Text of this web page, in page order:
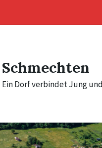
Schmechten
Ein Dorf verbindet Jung